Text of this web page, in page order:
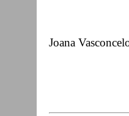
Joana